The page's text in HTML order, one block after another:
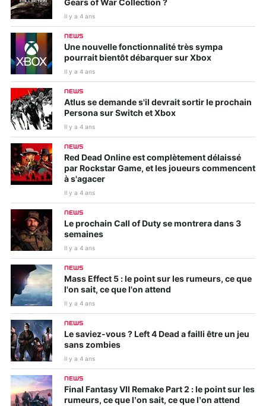
Gears of War Collection ?
Il y a 4 ans
NEWS
Une nouvelle fonctionnalité très sympa
pourrait bientôt débarquer sur Xbox
Il y a 4 ans
NEWS
Atlus se demande s'il devrait sortir le prochain
Persona sur Switch et Xbox
Il y a 4 ans
NEWS
Red Dead Online est complètement délaissé
par Rockstar Game, et les joueurs commencent
à s'agacer
Il y a 4 ans
NEWS
Le prochain Call of Duty se montrera dans 3
semaines
Il y a 4 ans
NEWS
Mass Effect 5 : le point sur les rumeurs, ce que
l'on sait, ce que l'on attend
Il y a 4 ans
NEWS
Le saviez-vous ? Left 4 Dead a failli être un jeu
sans zombies
Il y a 4 ans
NEWS
Final Fantasy VII Remake Part 2 : le point sur les
rumeurs, ce que l’on sait, ce que l’on attend